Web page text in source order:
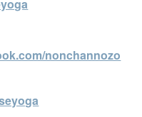
nonchannozo